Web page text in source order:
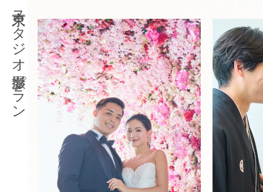
東京スタジオ撮影プラン